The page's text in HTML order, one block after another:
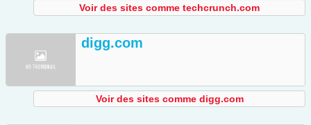
Voir des sites comme techcrunch.com
digg.com
Voir des sites comme digg.com